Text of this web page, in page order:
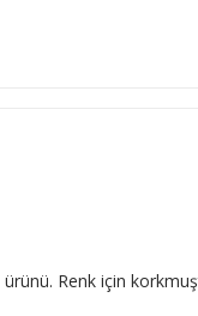
Renk için